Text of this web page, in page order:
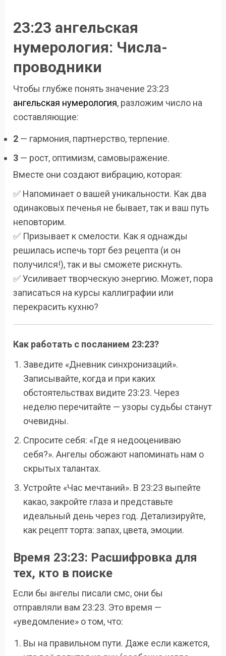
23:23 ангельская
нумерология: Числа-
проводники
Чтобы глубже понять значение 23:23
ангельская нумерология, разложим число на
составляющие:
2 — гармония, партнерство, терпение.
3 — рост, оптимизм, самовыражение.
Вместе они создают вибрацию, которая:
✅ Напоминает о вашей уникальности. Как два
одинаковых печенья не бывает, так и ваш путь
неповторим.
✅ Призывает к смелости. Как я однажды
решилась испечь торт без рецепта (и он
получился!), так и вы сможете рискнуть.
✅ Усиливает творческую энергию. Может, пора
записаться на курсы каллиграфии или
перекрасить кухню?
Как работать с посланием 23:23?
Заведите «Дневник синхронизаций».
Записывайте, когда и при каких
обстоятельствах видите 23:23. Через
неделю перечитайте — узоры судьбы станут
очевидны.
Спросите себя: «Где я недооцениваю
себя?». Ангелы обожают напоминать нам о
скрытых талантах.
Устройте «Час мечтаний». В 23:23 выпейте
какао, закройте глаза и представьте
идеальный день через год. Детализируйте,
как рецепт торта: запах, цвета, эмоции.
Время 23:23: Расшифровка для
тех, кто в поиске
Если бы ангелы писали смс, они бы
отправляли вам 23:23. Это время —
«уведомление» о том, что:
Вы на правильном пути. Даже если кажется,